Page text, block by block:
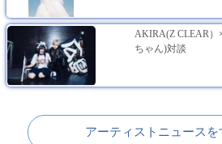
AKIRA(Z CLEAR）
ちゃん)対談
アーティストニュースを